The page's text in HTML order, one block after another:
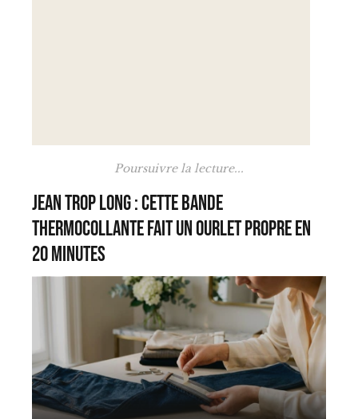
Poursuivre la lecture...
Jean trop long : cette bande
thermocollante fait un ourlet propre en
20 minutes